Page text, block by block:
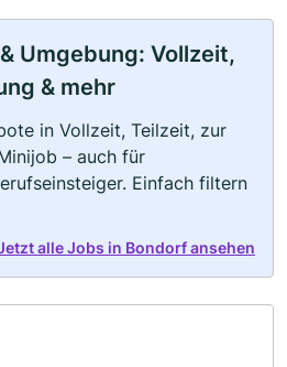
Umgebung: Vollzeit,
& mehr
in Vollzeit, Teilzeit, zur
– auch für
Einfach filtern
alle Jobs in Bondorf ansehen